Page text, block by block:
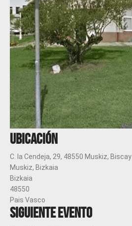
Ubicación
C. la Cendeja, 29, 48550 Muskiz, Biscay
Muskiz, Bizkaia
Bizkaia
48550
Pais Vasco
Siguiente evento